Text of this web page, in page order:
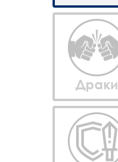
Драки